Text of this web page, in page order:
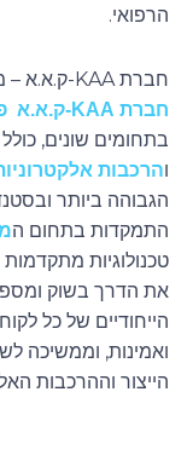
הרפואי.
חברת KAA-ק.א.א – מובילים בפתרונות ייצור ותכנון
חברת KAA-ק.א.א פתרונות ייצור ותכנון
בתחומים שונים, כולל
והרכבות
הגבוהה ביותר
התמקדות בתחום ה
את הדרך בשוק
הייחודיים של כל
ואמינות, וממשיכה
הייצור וההרכבות